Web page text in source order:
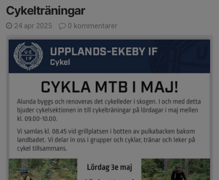
Cykelträningar
24 apr 2025 0 kommentarer